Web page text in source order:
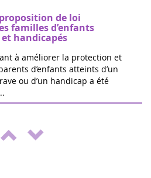
de loi
familles d’enfants
handicapés
à améliorer la protection et
d’enfants atteints d’un
ou d’un handicap a été
gratuite sur place. ...
de Boissy le Cutté
Running Pour L'espoir
au profit d'Eva pour la vie et
pour soutenir les enfants m...